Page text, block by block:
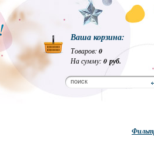
Ваша корзина:
Товаров: 0
На сумму: 0 руб.